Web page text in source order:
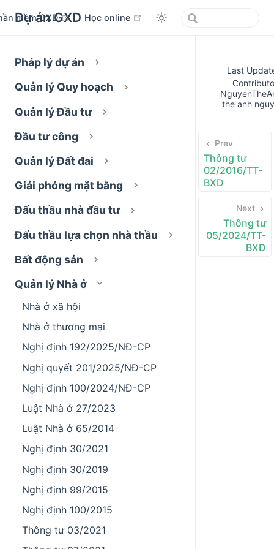
Dự án GXD
mềm GXD open in new window
Học online open in new window
Pháp lý dự án
Quản lý Quy hoạch
Quản lý Đầu tư
Đầu tư công
Quản lý Đất đai
Giải phóng mặt bằng
Đấu thầu nhà đầu tư
Đấu thầu lựa chọn nhà thầu
Bất động sản
Quản lý Nhà ở
Nhà ở xã hội
Nhà ở thương mại
Nghị định 192/2025/NĐ-CP
Nghị quyết 201/2025/NĐ-CP
Nghị định 100/2024/NĐ-CP
Luật Nhà ở 27/2023
Luật Nhà ở 65/2014
Nghị định 30/2021
Nghị định 30/2019
Nghị định 99/2015
Nghị định 100/2015
Thông tư 03/2021
Last
the anh
Prev
Thông tư
02/2016/TT-
BXD
Next
Thông tư
05/2024/TT-
BXD